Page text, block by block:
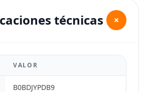
técnicas +
VALOR
B0BDJYPDB9